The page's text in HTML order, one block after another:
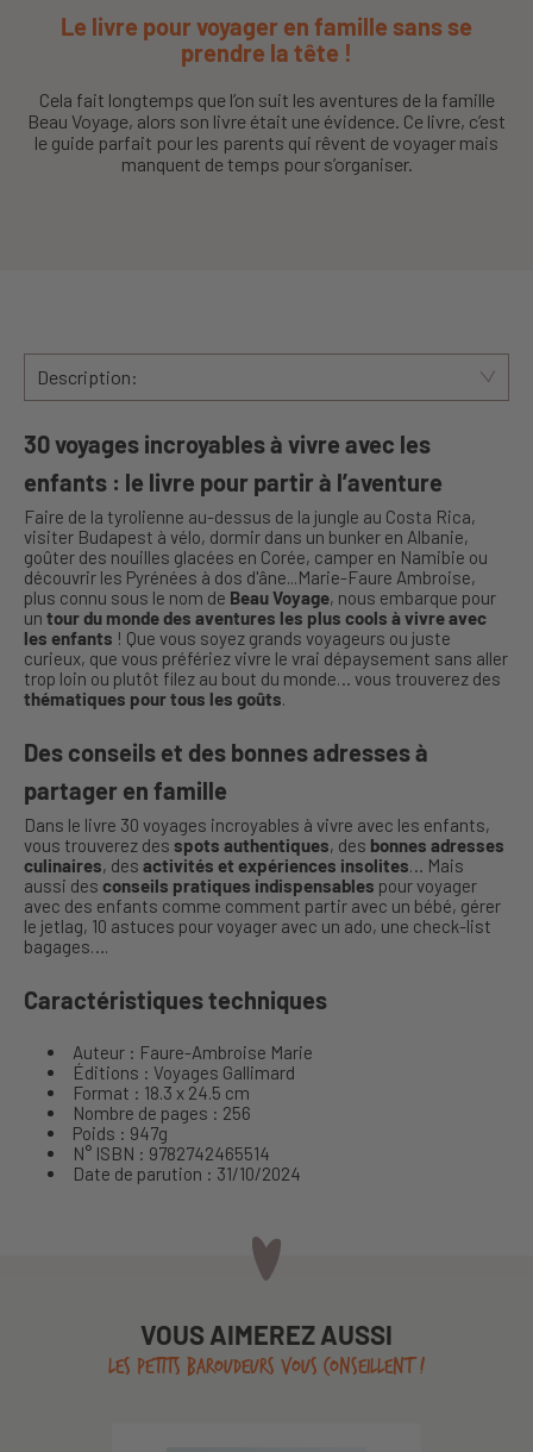
Le livre pour voyager en famille sans se
prendre la tête !
Cela fait longtemps que l’on suit les aventures de la famille
Beau Voyage, alors son livre était une évidence. Ce livre, c’est
le guide parfait pour les parents qui rêvent de voyager mais
manquent de temps pour s’organiser.
Description:
30 voyages incroyables à vivre avec les
enfants : le livre pour partir à l’aventure
Faire de la tyrolienne au-dessus de la jungle au Costa Rica,
visiter Budapest à vélo, dormir dans un bunker en Albanie,
goûter des nouilles glacées en Corée, camper en Namibie ou
découvrir les Pyrénées à dos d'âne...Marie-Faure Ambroise,
plus connu sous le nom de Beau Voyage, nous embarque pour
un tour du monde des aventures les plus cools à vivre avec
les enfants ! Que vous soyez grands voyageurs ou juste
curieux, que vous préfériez vivre le vrai dépaysement sans aller
trop loin ou plutôt filez au bout du monde… vous trouverez des
thématiques pour tous les goûts.
Des conseils et des bonnes adresses à
partager en famille
Dans le livre 30 voyages incroyables à vivre avec les enfants,
vous trouverez des spots authentiques, des bonnes adresses
culinaires, des activités et expériences insolites… Mais
aussi des conseils pratiques indispensables pour voyager
avec des enfants comme comment partir avec un bébé, gérer
le jetlag, 10 astuces pour voyager avec un ado, une check-list
bagages….
Caractéristiques techniques
Auteur : Faure-Ambroise Marie
Éditions : Voyages Gallimard
Format : 18.3 x 24.5 cm
Nombre de pages : 256
Poids : 947g
N° ISBN : 9782742465514
Date de parution : 31/10/2024
VOUS AIMEREZ AUSSI
LES PETITS BAROUDEURS VOUS CONSEILLENT !